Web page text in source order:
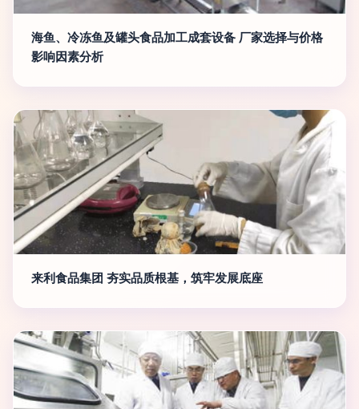
海鱼、冷冻鱼及罐头食品加工成套设备 厂家选择与价格
影响因素分析
来利食品集团 夯实品质根基，筑牢发展底座